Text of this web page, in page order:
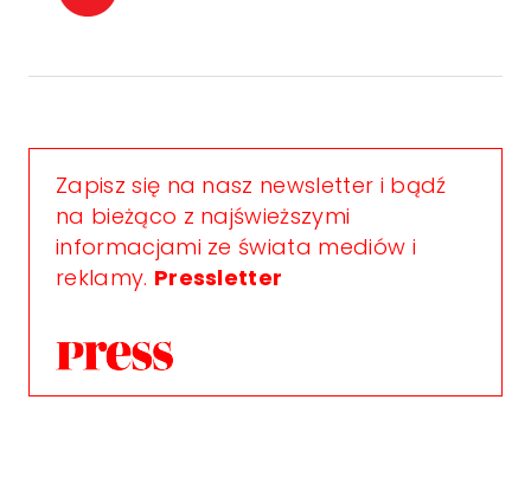
Zapisz się na nasz newsletter i bądź
na bieżąco z najświeższymi
informacjami ze świata mediów i
reklamy. Pressletter